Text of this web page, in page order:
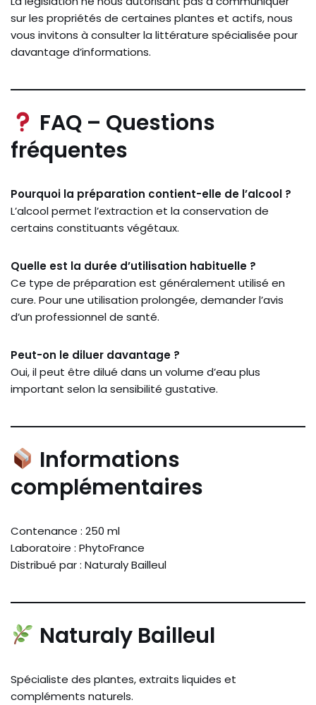
sur les propriétés de certaines plantes et actifs, nous
vous invitons à consulter la littérature spécialisée pour
davantage d’informations.
FAQ – Questions
fréquentes
Pourquoi la préparation contient-elle de l’alcool ?
L’alcool permet l’extraction et la conservation de
certains constituants végétaux.
Quelle est la durée d’utilisation habituelle ?
Ce type de préparation est généralement utilisé en
cure. Pour une utilisation prolongée, demander l’avis
d’un professionnel de santé.
Peut-on le diluer davantage ?
Oui, il peut être dilué dans un volume d’eau plus
important selon la sensibilité gustative.
Informations
complémentaires
Contenance : 250 ml
Laboratoire : PhytoFrance
Distribué par : Naturaly Bailleul
Naturaly Bailleul
Spécialiste des plantes, extraits liquides et
compléments naturels.